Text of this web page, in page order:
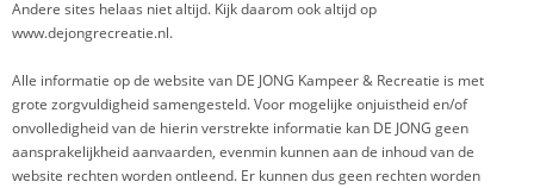
Andere sites helaas niet altijd. Kijk daarom ook altijd op
www.dejongrecreatie.nl.
Alle informatie op de website van DE JONG Kampeer & Recreatie is met
grote zorgvuldigheid samengesteld. Voor mogelijke onjuistheid en/of
onvolledigheid van de hierin verstrekte informatie kan DE JONG geen
aansprakelijkheid aanvaarden, evenmin kunnen aan de inhoud van de
website rechten worden ontleend. Er kunnen dus geen rechten worden